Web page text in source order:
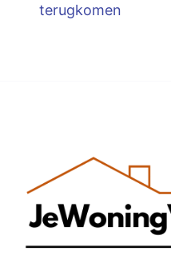
terugkomen